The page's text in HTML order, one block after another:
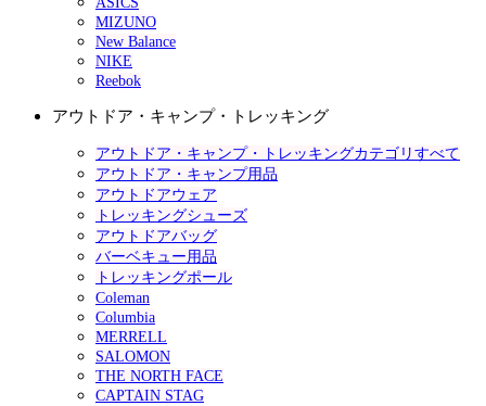
MIZUNO
New Balance
NIKE
Reebok
アウトドア・キャンプ・トレッキング
アウトドア・キャンプ・トレッキングカテゴリすべて
アウトドア・キャンプ用品
アウトドアウェア
トレッキングシューズ
アウトドアバッグ
バーベキュー用品
トレッキングポール
Coleman
Columbia
MERRELL
SALOMON
THE NORTH FACE
CAPTAIN STAG